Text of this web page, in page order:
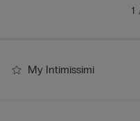
1
My Intimissimi